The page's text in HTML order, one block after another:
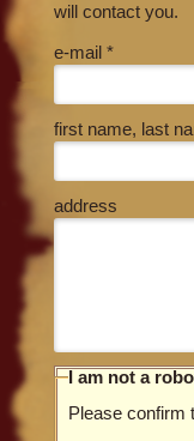
will contact you.
e-mail *
first name, last
address
I am not a
Please confirm